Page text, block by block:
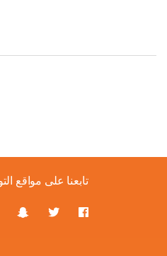
تابعنا على مواقع